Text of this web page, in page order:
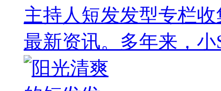
主持人短发发型专栏
最新资讯。多年来，